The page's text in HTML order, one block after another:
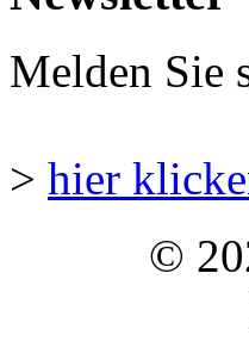
Melden Sie
> hier
©